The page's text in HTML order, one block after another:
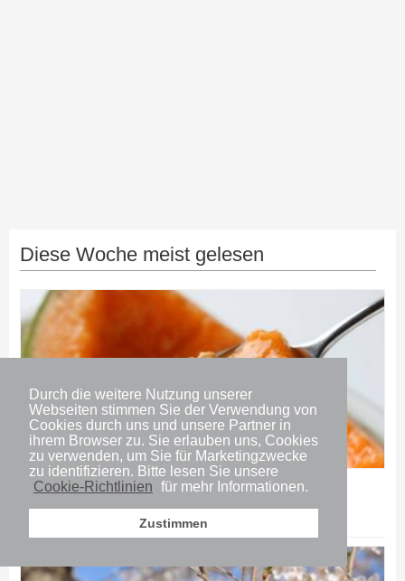
Durch die weitere Nutzung unserer
Webseiten stimmen Sie der Verwendung von
Cookies durch uns und unsere Partner in
ihrem Browser zu. Sie erlauben uns, Cookies
zu verwenden, um Sie für Marketingzwecke
zu identifizieren. Bitte lesen Sie unsere
Cookie-Richtlinien für mehr Informationen.
Zustimmen
Diese Woche meist gelesen
Essen